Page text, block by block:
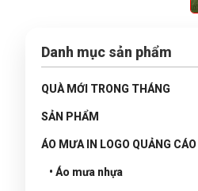
Danh mục sản phẩm
QUÀ MỚI TRONG THÁNG
SẢN PHẨM
ÁO MƯA IN LOGO QUẢNG CÁO
• Áo mưa nhựa